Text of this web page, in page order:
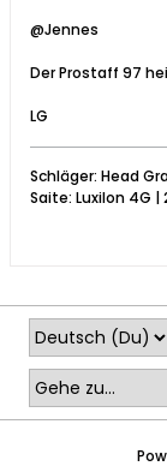
@Jennes
Der Prostaff 97
LG
Schläger: Head
Saite: Luxilon 4G |